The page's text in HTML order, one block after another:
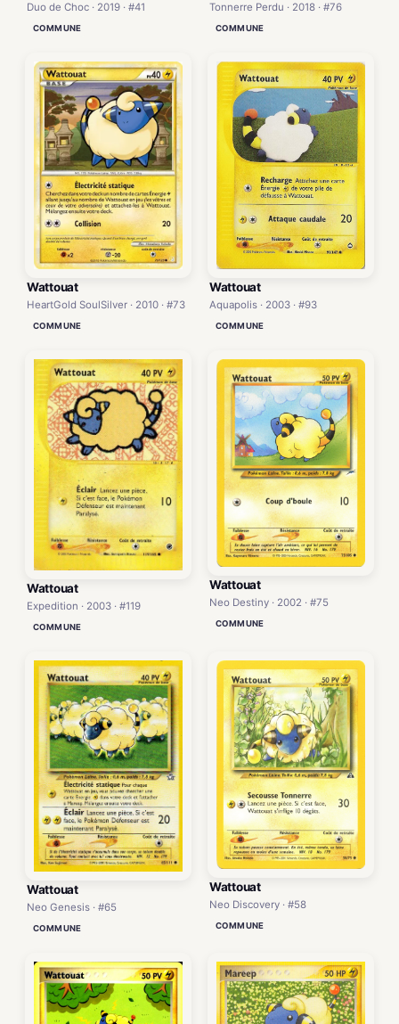
Duo de Choc · 2019 · #41
COMMUNE
Tonnerre Perdu · 2018 · #76
COMMUNE
Wattouat
HeartGold SoulSilver · 2010 · #73
COMMUNE
Wattouat
Aquapolis · 2003 · #93
COMMUNE
Wattouat
Expedition · 2003 · #119
COMMUNE
Wattouat
Neo Destiny · 2002 · #75
COMMUNE
Wattouat
Neo Genesis · #65
COMMUNE
Wattouat
Neo Discovery · #58
COMMUNE